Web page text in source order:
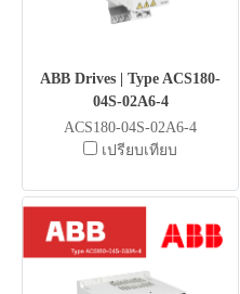
ABB Drives | Type ACS180-
04S-02A6-4
ACS180-04S-02A6-4
เปรียบเทียบ